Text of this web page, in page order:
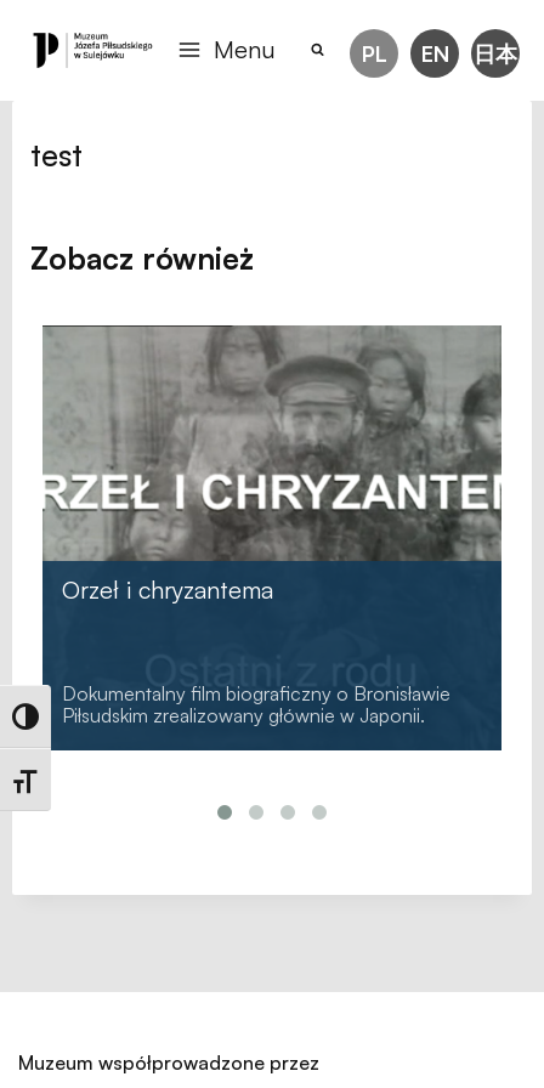
Toggle High Contrast
Toggle Font size
Menu PL EN 日本
test
Zobacz również
Orzeł i chryzantema
Dokumentalny film biograficzny o Bronisławie
Piłsudskim zrealizowany głównie w Japonii.
Muzeum współprowadzone przez